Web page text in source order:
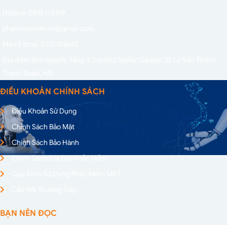
ĐIỀU KHOẢN CHÍNH SÁCH
Điều Khoản Sử Dụng
Chính Sách Bảo Mật
Chính Sách Bảo Hành
BẠN NÊN ĐỌC